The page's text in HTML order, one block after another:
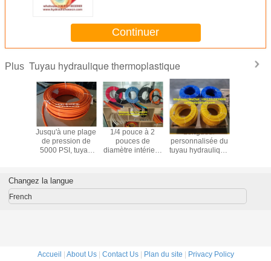
Continuer
Plus Tuyau hydraulique thermoplastique
lourdes
100°C
Jusqu'à une plage
de pression de
5000 PSI, tuyau
thermique à ultra-
haute pression
100 R8
1/4 pouce à 2
pouces de
diamètre intérieur
Longueur
personnalisée du
tuyau hydraulique
Changez la langue
French
Accueil | About Us| Contact Us| Plan du site | Privacy Policy